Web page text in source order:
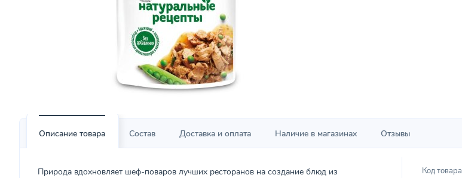
Описание товара Состав Доставка и оплата Наличие в магазинах Отзывы
Природа вдохновляет шеф-поваров лучших ресторанов на создание блюд из
Код товара